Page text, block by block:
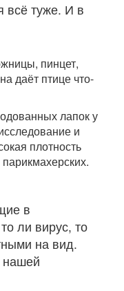
всё туже. И в
пинцет,
даёт птице что-
лапок у
и
плотность
в
ли вирус, то
на вид.
нашей